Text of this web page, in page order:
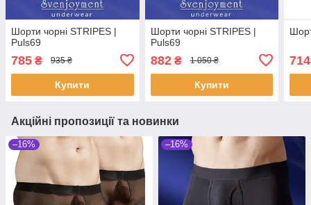
Шорти чорні STRIPES |
Puls69
785 ₴ 935 ₴
Купити
Шорти чорні STRIPES |
Puls69
882₴ 1 050 ₴
Купити
714
Акційні пропозиції та новинки
–16% –16%